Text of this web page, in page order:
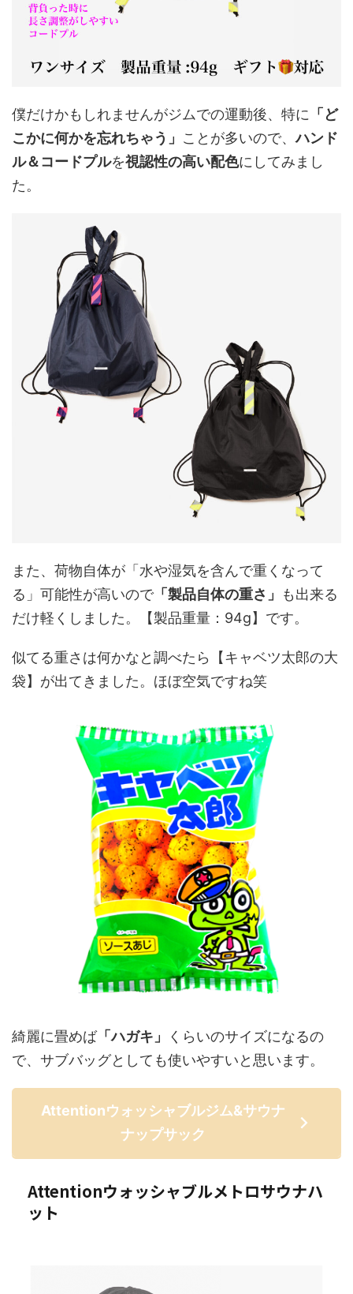
僕だけかもしれませんがジムでの運動後、特に 「ど
こかに何かを忘れちゃう」 ことが多いので、ハンド
ル＆コードプルを視認性の高い配色にしてみまし
た。
また、荷物自体が「水や湿気を含んで重くなって
る」可能性が高いので「製品自体の重さ」
も出来る
だけ軽くしました。【製品重量：94g】です。
似てる重さは何かなと調べたら【キャベツ太郎の大
袋】が出てきました。ほぼ空気ですね笑
綺麗に畳めば「ハガキ」
くらいのサイズになるの
で、サブバッグとしても使いやすいと思います。
Attentionウォッシャブルジム&サウナ
ナップサック
Attentionウォッシャブルメトロサウナハ
ット